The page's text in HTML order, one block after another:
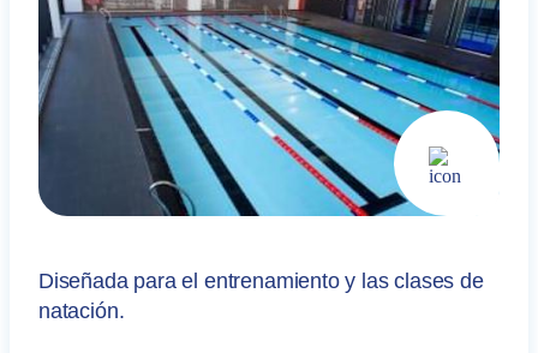
Diseñada para el entrenamiento y las clases de
natación.